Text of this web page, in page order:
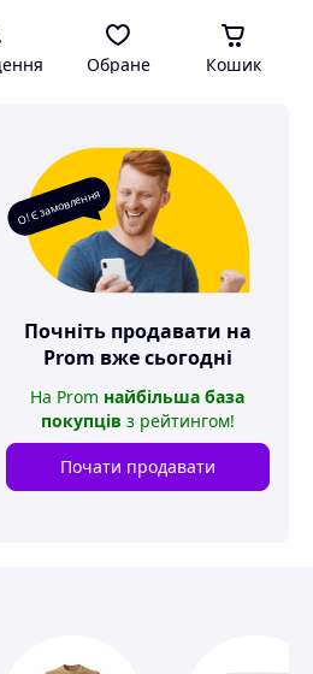
Обране Кошик
О! Є замовлення
Почніть продавати на
Prom вже сьогодні
На Prom найбільша база
покупців з рейтингом!
Почати продавати